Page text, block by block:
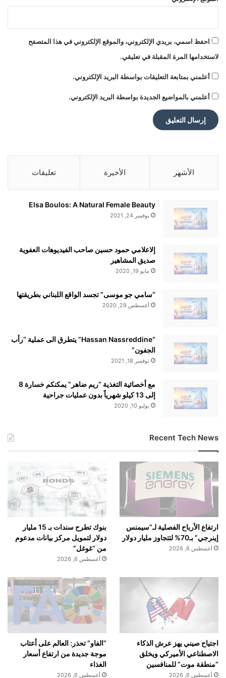
موقع متقدّم داخل تقاطع الصحة الذهنية والمنتجات الوظيفية.
اللافت أن هذا النجاح تحقق دون الاعتماد على إعلانات مدفوعة أو
مشاهير.
الموقع الإلكتروني: tiglobe.com
حول Rebel Snus
تأسست عام 2018، وتُعد اليوم من أبرز العلامات العالمية المتخصصة
تعتمد على الابتكار، الجودة الصيدلانية، ونمط الحياة العصري، لتقدم
تجربة نيكوتين نظيفة، ذكية، وملهمة – في خدمة جيل يبحث عن بديل
حديث وجريء.
احفظ اسمي، بريدي الإلكتروني، والموقع الإلكتروني في هذا المتصفح
لاستخدامها المرة المقبلة في تعليقي.
أعلمني بمتابعة التعليقات بواسطة البريد الإلكتروني.
أعلمني بالمواضيع الجديدة بواسطة البريد الإلكتروني.
الأشهر الأخيرة تعليقات
Elsa Boulos: A Natural Female Beauty
نوفمبر 24, 2021
إلاعلامي حمود حسين صاحب الفيديوهات العفوية
صديق المشاهير
مايو 19, 2020
“سامي جو موسى” تجسد الواقع اللبناني بطريقتها
أغسطس 29, 2020
“Hassan Nassreddine” يتطرق الى عملية “رأب
الجفون”
نوفمبر 18, 2021
مع أخصائية التغذية “ريم ضاهر” يمكنكم خسارة 8
إلى 13 كيلو شهرياً بدون عمليات جراحية
يوليو 10, 2020
Recent Tech News
ارتفاع الأرباح الفصلية لـ”سيمنس
إينرجي” بـ70% لتتجاوز مليار دولار
أغسطس 6, 2026
بنوك تطرح سندات بـ 15 مليار
دولار لتمويل مركز بيانات مدعوم
من “غوغل”
أغسطس 6, 2026
اجتياح صيني يهز عرش الذكاء
الاصطناعي الأميركي ويخلق
“منطقة موت” للمنافسين
أغسطس 6, 2026
“الفاو” تحذر: العالم على أعتاب
موجة جديدة من ارتفاع أسعار
الغذاء
أغسطس 6, 2026